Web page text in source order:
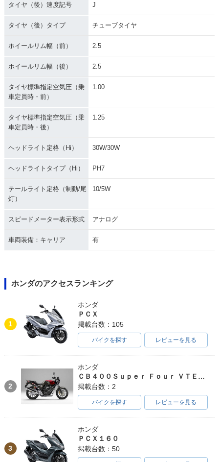
タイヤ（後）速度記号 J
タイヤ（後）タイプ チューブタイヤ
ホイールリム幅（前） 2.5
ホイールリム幅（後） 2.5
タイヤ標準指定空気圧（乗
車定員時・前）
1.00
タイヤ標準指定空気圧（乗
車定員時・後）
1.25
ヘッドライト定格（Hi） 30W/30W
ヘッドライトタイプ（Hi） PH7
テールライト定格（制動/尾
灯）
10/5W
スピードメーター表示形式 アナログ
車両装備：キャリア 有
ホンダのアクセスランキング
1
ホンダ
ＰＣＸ
掲載台数：105
バイクを探す レビューを見る
2
ホンダ
ＣＢ４００Ｓｕｐｅｒ Ｆｏｕｒ ＶＴＥＣ ＳＰＥＣ３
掲載台数：2
バイクを探す レビューを見る
3
ホンダ
ＰＣＸ１６０
掲載台数：50